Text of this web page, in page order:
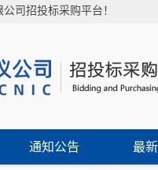
司招投标采购平台！
通知公告 最